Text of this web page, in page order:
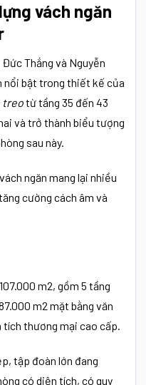
vách ngăn
Thắng và Nguyễn
nổi bật trong thiết kế của
treotừ tầng 35 đến 43
và trở thành biểu tượng
sau này.
ngăn mang lại nhiều
cường cách âm và
m2, gồm 5 tầng
m2 mặt bằng văn
tích thương mại cao cấp.
tập đoàn lớn đang
có diện tích, có quy